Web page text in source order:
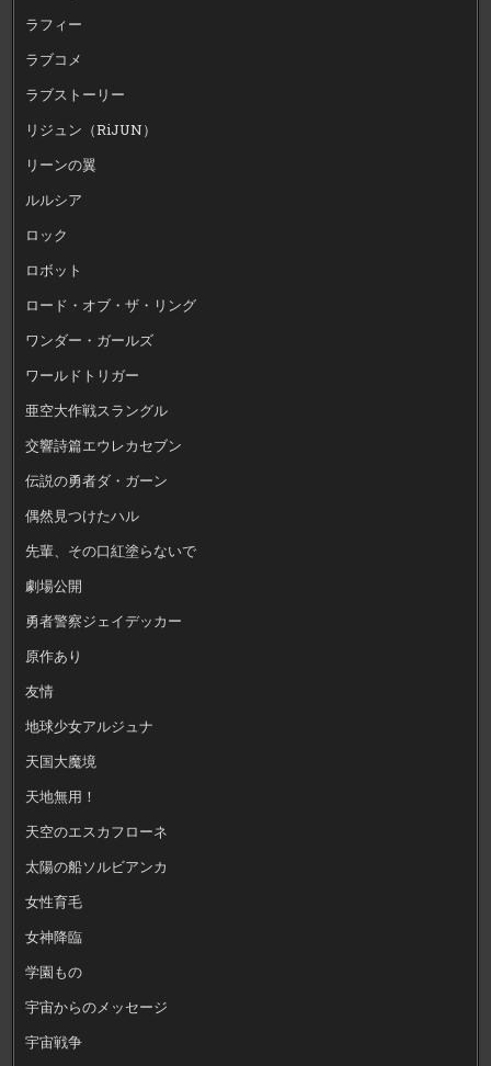
ラフィー
ラブコメ
ラブストーリー
リジュン（RiJUN）
リーンの翼
ルルシア
ロック
ロボット
ロード・オブ・ザ・リング
ワンダー・ガールズ
ワールドトリガー
亜空大作戦スラングル
交響詩篇エウレカセブン
伝説の勇者ダ・ガーン
偶然見つけたハル
先輩、その口紅塗らないで
劇場公開
勇者警察ジェイデッカー
原作あり
友情
地球少女アルジュナ
天国大魔境
天地無用！
天空のエスカフローネ
太陽の船ソルビアンカ
女性育毛
女神降臨
学園もの
宇宙からのメッセージ
宇宙戦争